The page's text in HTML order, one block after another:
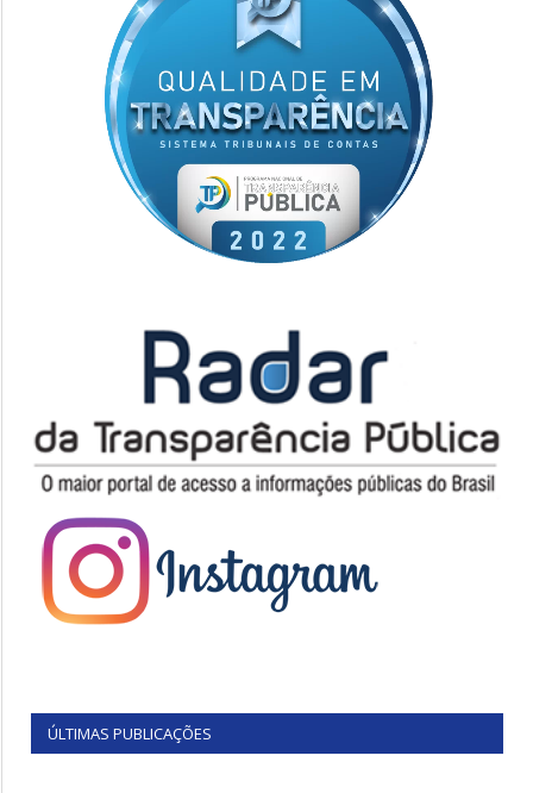
ÚLTIMAS PUBLICAÇÕES